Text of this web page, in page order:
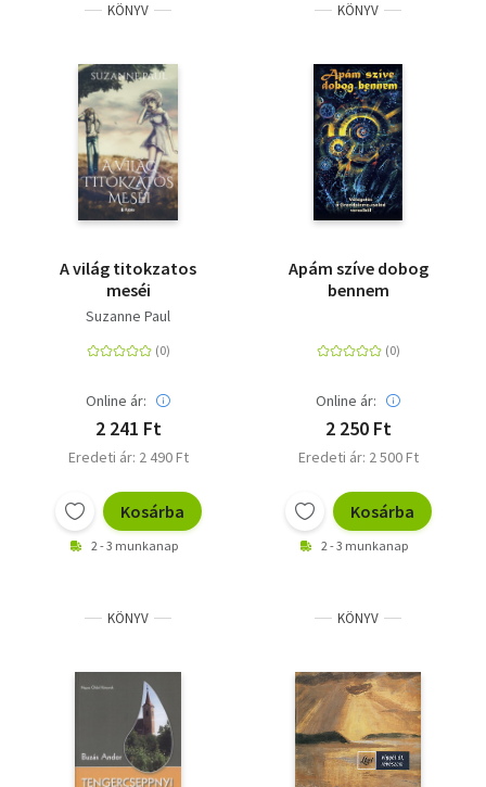
KÖNYV
A világ titokzatos
meséi
Suzanne Paul
Online ár:
2 241 Ft
Eredeti ár: 2 490 Ft
Kosárba
2 - 3 munkanap
KÖNYV
Apám szíve dobog
bennem
Online ár:
2 250 Ft
Eredeti ár: 2 500 Ft
Kosárba
2 - 3 munkanap
KÖNYV KÖNYV